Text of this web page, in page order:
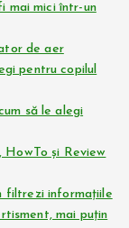
mai mici într-un
de aer
pentru copilul
să le alegi
HowTo și Review
filtrezi informațiile
mai puțin